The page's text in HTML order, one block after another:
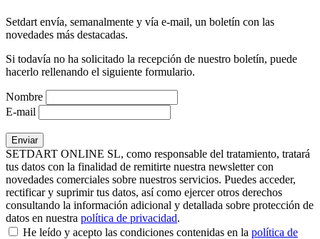
Setdart envía, semanalmente y vía e-mail, un boletín con las
novedades más destacadas.
Si todavía no ha solicitado la recepción de nuestro boletín, puede
hacerlo rellenando el siguiente formulario.
Nombre
E-mail
SETDART ONLINE SL, como responsable del tratamiento, tratará
tus datos con la finalidad de remitirte nuestra newsletter con
novedades comerciales sobre nuestros servicios. Puedes acceder,
rectificar y suprimir tus datos, así como ejercer otros derechos
consultando la información adicional y detallada sobre protección de
datos en nuestra política de privacidad.
He leído y acepto las condiciones contenidas en la política de